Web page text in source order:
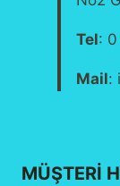
Tel:
Mail:
MÜŞTERI